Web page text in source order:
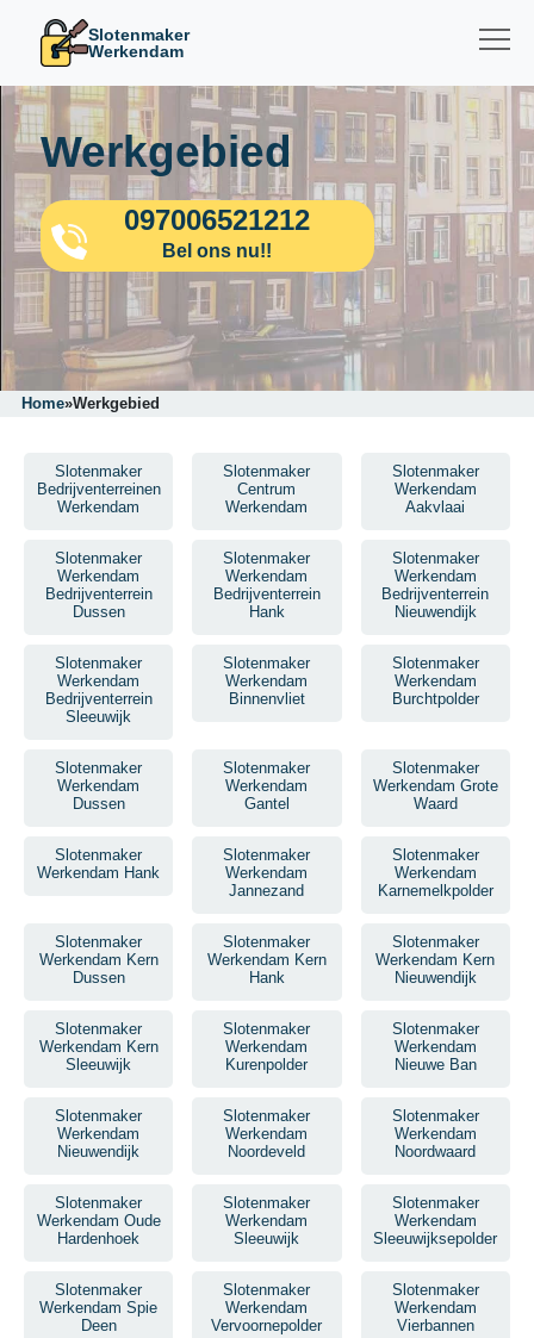
Slotenmaker
Werkendam
Werkgebied
097006521212
Bel ons nu!!
Home»Werkgebied
Slotenmaker
Bedrijventerreinen
Werkendam
Slotenmaker
Centrum
Werkendam
Slotenmaker
Werkendam
Aakvlaai
Slotenmaker
Werkendam
Bedrijventerrein
Dussen
Slotenmaker
Werkendam
Bedrijventerrein
Hank
Slotenmaker
Werkendam
Bedrijventerrein
Nieuwendijk
Slotenmaker
Werkendam
Bedrijventerrein
Sleeuwijk
Slotenmaker
Werkendam
Binnenvliet
Slotenmaker
Werkendam
Burchtpolder
Slotenmaker
Werkendam
Dussen
Slotenmaker
Werkendam
Gantel
Slotenmaker
Werkendam Grote
Waard
Slotenmaker
Werkendam Hank
Slotenmaker
Werkendam
Jannezand
Slotenmaker
Werkendam
Karnemelkpolder
Slotenmaker
Werkendam Kern
Dussen
Slotenmaker
Werkendam Kern
Hank
Slotenmaker
Werkendam Kern
Nieuwendijk
Slotenmaker
Werkendam Kern
Sleeuwijk
Slotenmaker
Werkendam
Kurenpolder
Slotenmaker
Werkendam
Nieuwe Ban
Slotenmaker
Werkendam
Nieuwendijk
Slotenmaker
Werkendam
Noordeveld
Slotenmaker
Werkendam
Noordwaard
Slotenmaker
Werkendam Oude
Hardenhoek
Slotenmaker
Werkendam
Sleeuwijk
Slotenmaker
Werkendam
Sleeuwijksepolder
Slotenmaker
Werkendam Spie
Deen
Slotenmaker
Werkendam
Vervoornepolder
Slotenmaker
Werkendam
Vierbannen